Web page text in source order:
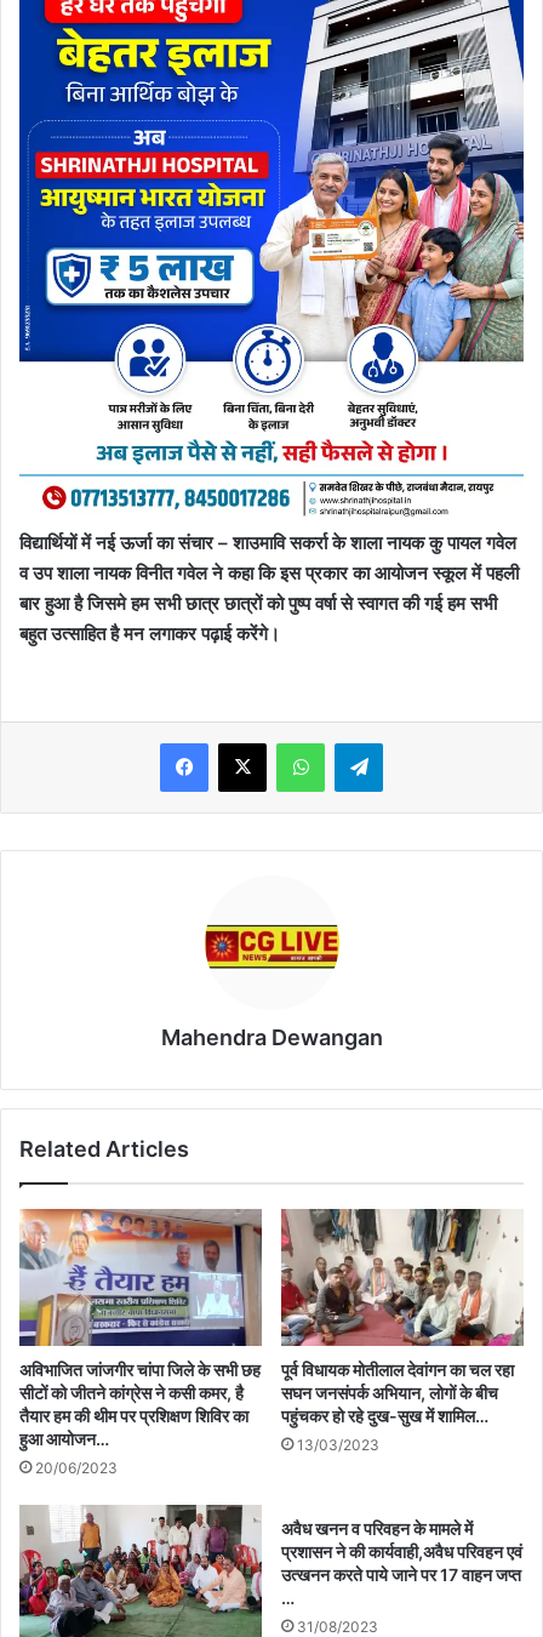
विद्यार्थियों में नई ऊर्जा का संचार – शाउमावि सकर्रा के शाला नायक कु पायल गवेल
व उप शाला नायक विनीत गवेल ने कहा कि इस प्रकार का आयोजन स्कूल में पहली
बार हुआ है जिसमे हम सभी छात्र छात्रों को पुष्प वर्षा से स्वागत की गई हम सभी
बहुत उत्साहित है मन लगाकर पढ़ाई करेंगे।
WhatsAppTelegram
Mahendra Dewangan
Related Articles
अविभाजित जांजगीर चांपा जिले के सभी छह
सीटों को जीतने कांग्रेस ने कसी कमर, है
तैयार हम की थीम पर प्रशिक्षण शिविर का
हुआ आयोजन…
20/06/2023
पूर्व विधायक मोतीलाल देवांगन का चल रहा
सघन जनसंपर्क अभियान, लोगों के बीच
पहुंचकर हो रहे दुख-सुख में शामिल…
13/03/2023
अवैध खनन व परिवहन के मामले में
प्रशासन ने की कार्यवाही,अवैध परिवहन एवं
उत्खनन करते पाये जाने पर 17 वाहन जप्त
…
31/08/2023